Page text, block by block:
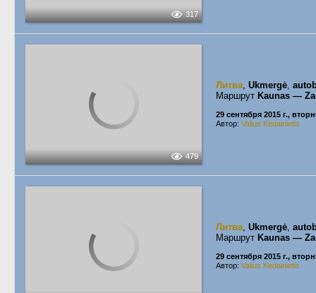
317
479
Литва, Ukmergė,
Маршрут Kaunas —
29 сентября 2015 г.,
Автор: Valius Kedainietis
Литва, Ukmergė,
Маршрут Kaunas —
29 сентября 2015 г.,
Автор: Valius Kedainietis